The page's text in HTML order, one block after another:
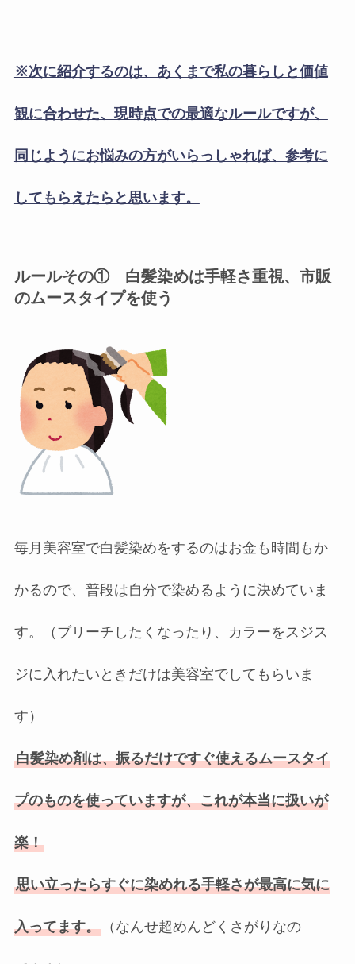
※次に紹介するのは、あくまで私の暮らしと価値
観に合わせた、現時点での最適なルールですが、
同じようにお悩みの方がいらっしゃれば、参考に
してもらえたらと思います。
ルールその① 白髪染めは手軽さ重視、市販
のムースタイプを使う
毎月美容室で白髪染めをするのはお金も時間もか
かるので、普段は自分で染めるように決めていま
す。（ブリーチしたくなったり、カラーをスジス
ジに入れたいときだけは美容室でしてもらいま
す）
白髪染め剤は、振るだけですぐ使えるムースタイ
プのものを使っていますが、これが本当に扱いが
楽！
思い立ったらすぐに染めれる手軽さが最高に気に
入ってます。（なんせ超めんどくさがりなの